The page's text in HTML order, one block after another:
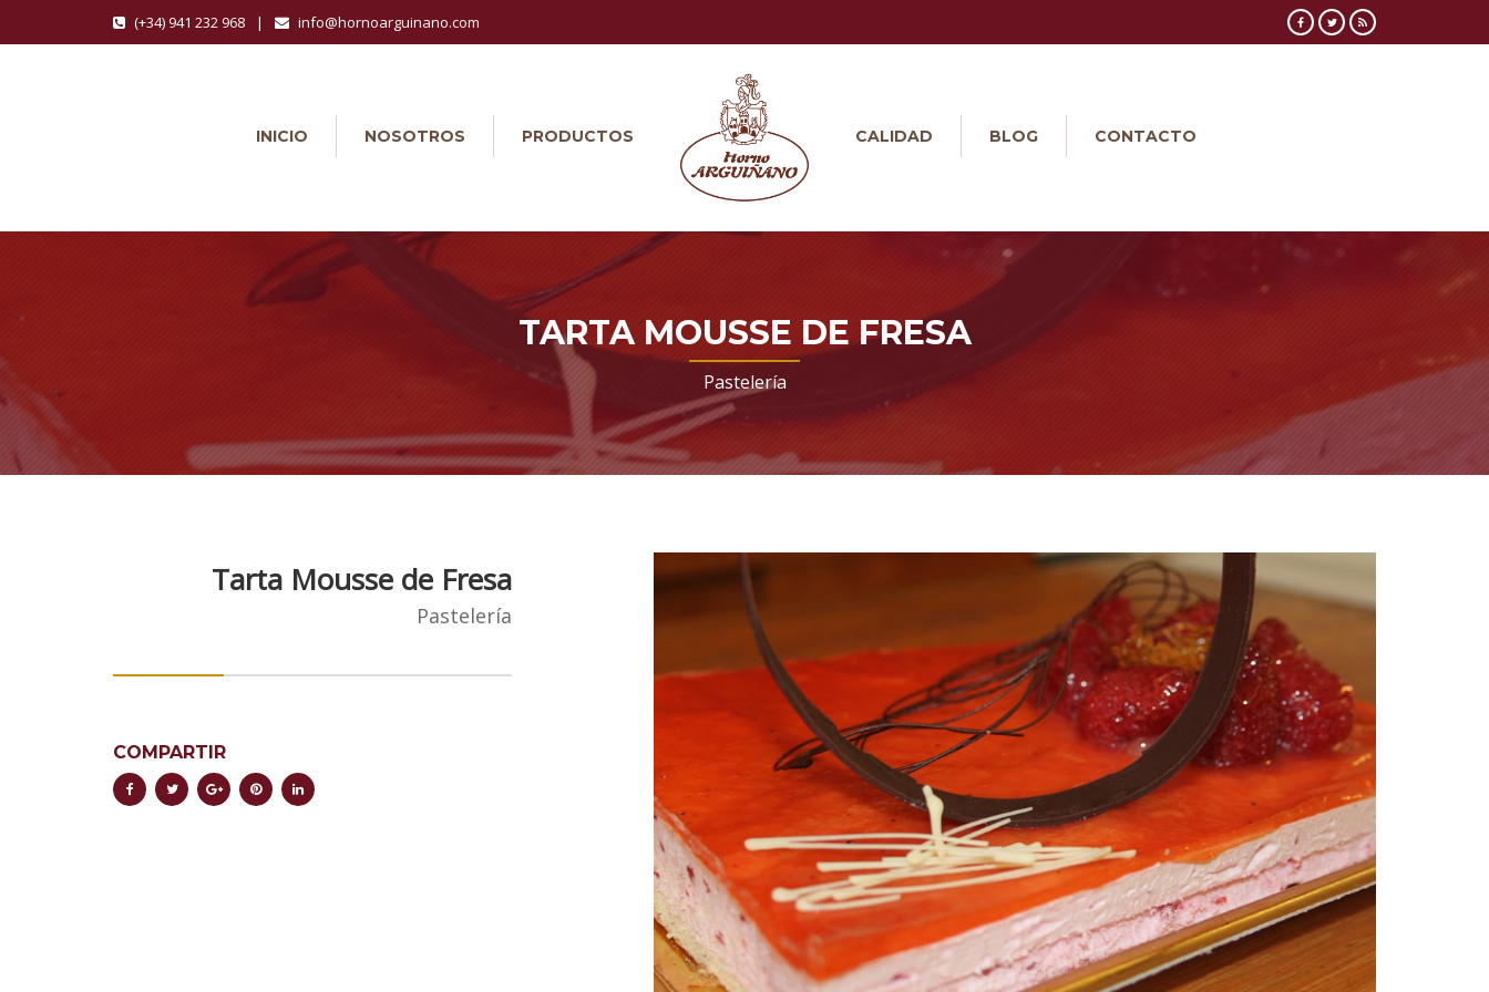
(+34) 941 232 968 | info@hornoarguinano.com
INICIO NOSOTROS PRODUCTOS CALIDAD BLOG CONTACTO
TARTA MOUSSE DE FRESA
Pastelería
Tarta Mousse de Fresa
Pastelería
COMPARTIR